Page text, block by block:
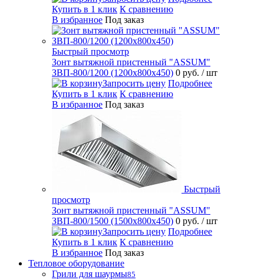
Купить в 1 клик К сравнению
В избранное Под заказ
Быстрый просмотр
Зонт вытяжной пристенный "ASSUM"
ЗВП-800/1200 (1200х800х450) 0 руб. / шт
Запросить цену Подробнее
Купить в 1 клик К сравнению
В избранное Под заказ
Быстрый
просмотр
Зонт вытяжной пристенный "ASSUM"
ЗВП-800/1500 (1500х800х450) 0 руб. / шт
Запросить цену Подробнее
Купить в 1 клик К сравнению
В избранное Под заказ
Тепловое оборудование
Грили для шаурмы85